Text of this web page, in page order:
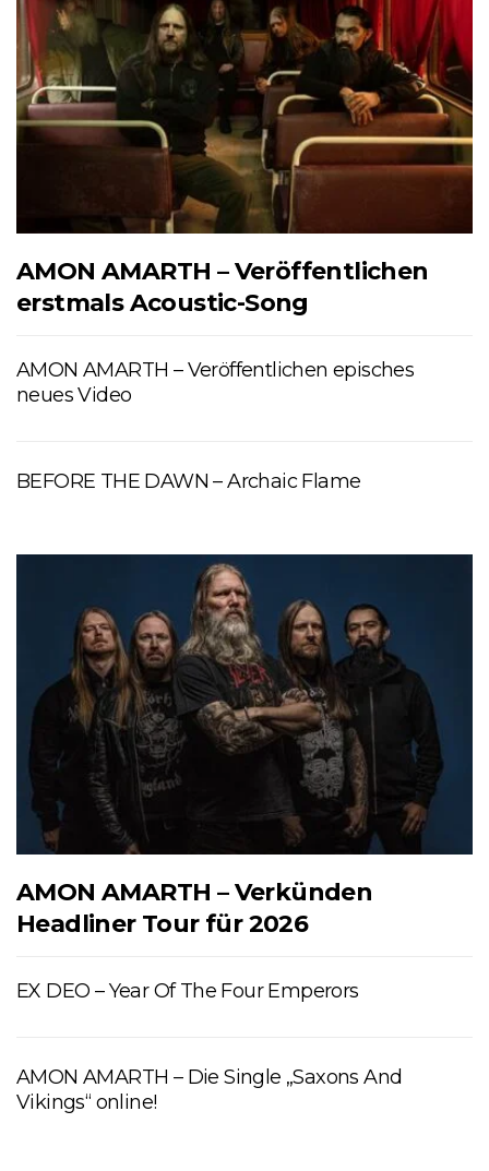
AMON AMARTH – Veröffentlichen
erstmals Acoustic-Song
AMON AMARTH – Veröffentlichen episches
neues Video
BEFORE THE DAWN – Archaic Flame
AMON AMARTH – Verkünden
Headliner Tour für 2026
EX DEO – Year Of The Four Emperors
AMON AMARTH – Die Single „Saxons And
Vikings“ online!